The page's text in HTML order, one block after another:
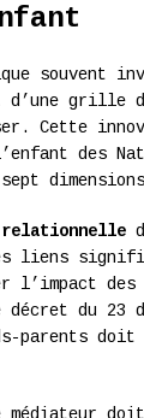
souvent
grille
Cette
des
dimensions
liens
l’impact
du 23
parents